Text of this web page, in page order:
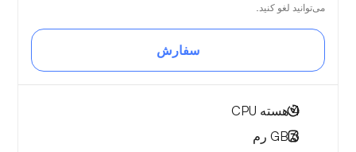
می‌توانید لغو کنید.
سفارش
4هسته CPU
6 GB
رم